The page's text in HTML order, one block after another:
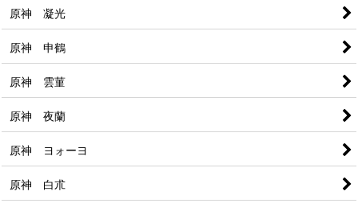
原神 凝光
原神 申鶴
原神 雲菫
原神 夜蘭
原神 ヨォーヨ
原神 白朮